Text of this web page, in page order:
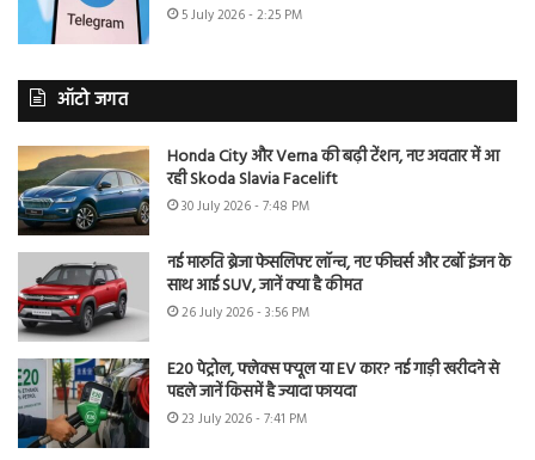
5 July 2026 - 2:25 PM
ऑटो जगत
Honda City और Verna की बढ़ी टेंशन, नए अवतार में आ
रही Skoda Slavia Facelift
30 July 2026 - 7:48 PM
नई मारुति ब्रेजा फेसलिफ्ट लॉन्च, नए फीचर्स और टर्बो इंजन के
साथ आई SUV, जानें क्या है कीमत
26 July 2026 - 3:56 PM
E20 पेट्रोल, फ्लेक्स फ्यूल या EV कार? नई गाड़ी खरीदने से
पहले जानें किसमें है ज्यादा फायदा
23 July 2026 - 7:41 PM